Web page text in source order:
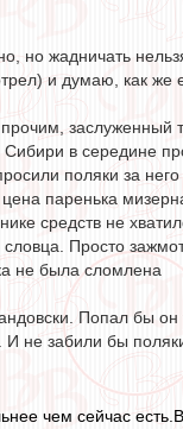
но жадничать
и думаю, как же
в середине
поляки за
паренька
средств не
словца. Просто
не была сломлена
Попал бы
не забили бы
чем сейчас